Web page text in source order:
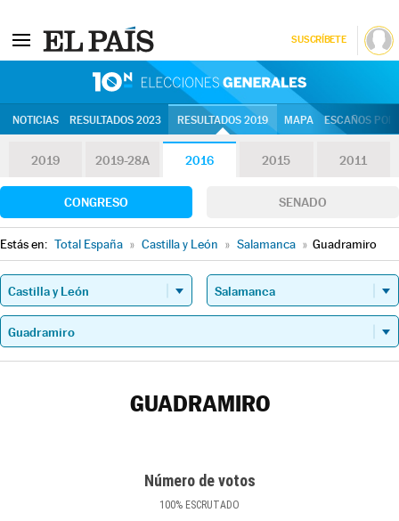
SUSCRÍBETE
NOTICIAS RESULTADOS 2023 RESULTADOS 2019 MAPA ESCAÑOS
2019 2019-28A 2016 2015 2011
CONGRESO SENADO
Estás en: Total España » Castilla y León » Salamanca » Guadramiro
GUADRAMIRO
Número de votos
100% ESCRUTADO